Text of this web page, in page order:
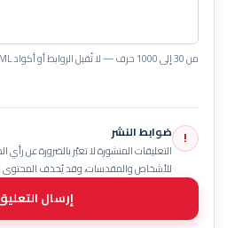
من 30 إلى 1000 حرف — لا تُقبل الروابط أو أكواد HTML.
! ضوابط النشر
التعليقات المنشورة لا تعبّر بالضرورة عن رأي
للأشخاص والمقدسات، وقد يُحذف المحتوى
إرسال